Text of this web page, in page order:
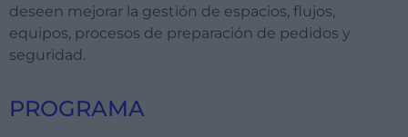
deseen mejorar la gestión de espacios, flujos,
equipos, procesos de preparación de pedidos y
seguridad.
PROGRAMA